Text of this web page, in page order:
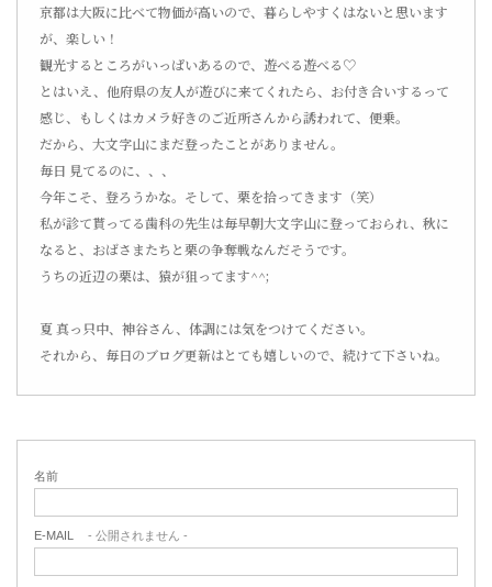
京都は大阪に比べて物価が高いので、暮らしやすくはないと思います
が、楽しい！
観光するところがいっぱいあるので、遊べる遊べる♡
とはいえ、他府県の友人が遊びに来てくれたら、お付き合いするって
感じ、もしくはカメラ好きのご近所さんから誘われて、便乗。
だから、大文字山にまだ登ったことがありません。
毎日 見てるのに、、、
今年こそ、登ろうかな。そして、栗を拾ってきます（笑）
私が診て貰ってる歯科の先生は毎早朝大文字山に登っておられ、秋に
なると、おばさまたちと栗の争奪戦なんだそうです。
うちの近辺の栗は、猿が狙ってます^^;
夏 真っ只中、神谷さん、体調には気をつけてください。
それから、毎日のブログ更新はとても嬉しいので、続けて下さいね。
名前
E-MAIL - 公開されません -